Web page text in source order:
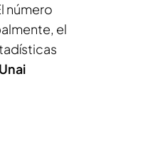
número
el